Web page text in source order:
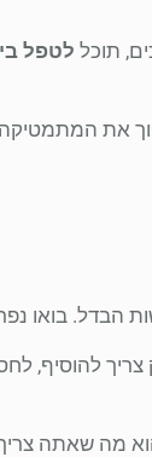
תוכל לטפל
את
הבדל. בואו
להוסיף,
מה שאתה